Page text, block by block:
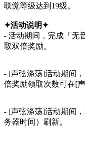
联觉等级达到19级。
✦活动说明✦
- 活动期间，完成「无
取双倍奖励。
- [声弦涤荡]活动期间
倍奖励领取次数可在[
- [声弦涤荡]活动期间
务器时间）刷新。